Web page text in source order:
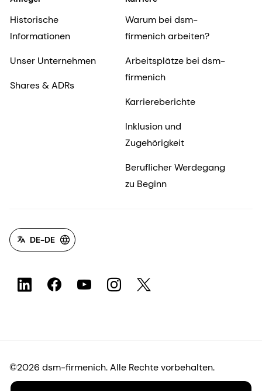
Historische
Informationen
Unser Unternehmen
Shares & ADRs
Warum bei dsm-
firmenich arbeiten?
Arbeitsplätze bei dsm-
firmenich
Karriereberichte
Inklusion und
Zugehörigkeit
Beruflicher Werdegang
zu Beginn
DE-DE
©2026 dsm-firmenich. Alle Rechte vorbehalten.